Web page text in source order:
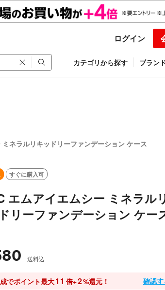
ログイン
カテゴリから探す ブラン
ネラルリキッドリーファンデーション ケース
すぐに購入可
エムアイエムシー ミネラル
リーファンデーション ケー
送料込
でポイント最大11 倍+2%還元！ 確認す